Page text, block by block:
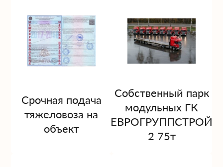
Срочная подача
тяжеловоза на
объект
Собственный парк
модульных ГК
ЕВРОГРУППСТРОЙ
2 75т